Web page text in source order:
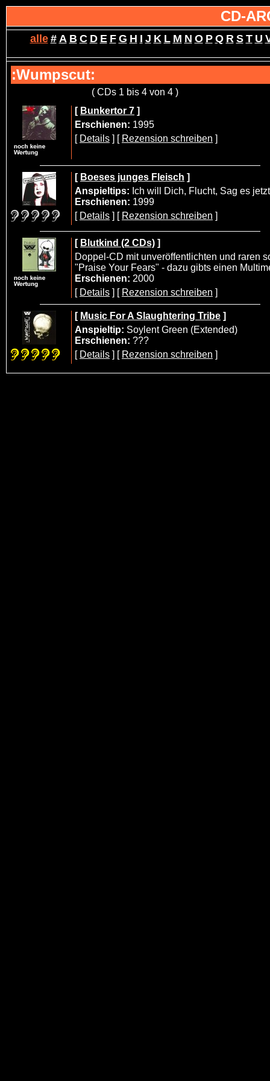
CD-
alle # A B C D E F G H I J K L M N O P Q R S T U
:Wumpscut:
( CDs 1 bis 4 von 4 )
[ Bunkertor 7 ]
Erschienen: 1995
[ Details ] [ Rezension schreiben ]
[ Boeses junges Fleisch ]
Anspieltips: Ich will Dich, Flucht, Sag es jetzt
Erschienen: 1999
[ Details ] [ Rezension schreiben ]
[ Blutkind (2 CDs) ]
Doppel-CD mit unveröffentlichten und raren
"Praise Your Fears" - dazu gibts einen
Erschienen: 2000
[ Details ] [ Rezension schreiben ]
[ Music For A Slaughtering Tribe ]
Anspieltip: Soylent Green (Extended)
Erschienen: ???
[ Details ] [ Rezension schreiben ]